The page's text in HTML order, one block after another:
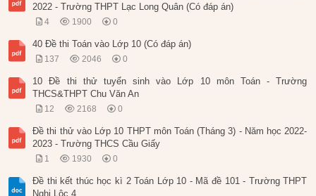
2022 - Trường THPT Lạc Long Quân (Có đáp án)
4 1900 0
40 Đề thi Toán vào Lớp 10 (Có đáp án)
137 2046 0
10 Đề thi thử tuyển sinh vào Lớp 10 môn Toán - Trường
THCS&THPT Chu Văn An
12 2168 0
Đề thi thử vào Lớp 10 THPT môn Toán (Tháng 3) - Năm học 2022-
2023 - Trường THCS Cầu Giấy
1 1930 0
Đề thi kết thúc học kì 2 Toán Lớp 10 - Mã đề 101 - Trường THPT
Nghi Lộc 4